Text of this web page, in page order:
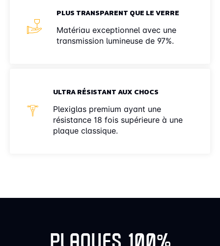
PLUS TRANSPARENT QUE LE VERRE
Matériau exceptionnel avec une
transmission lumineuse de 97%.
ULTRA RÉSISTANT AUX CHOCS
Plexiglas premium ayant une
résistance 18 fois supérieure à une
plaque classique.
PLAQUES 100%